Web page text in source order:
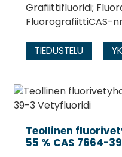
Grafiittifluoridi;
FluorografiittiCAS-
TIEDUSTELU
Teollinen
55 % CAS 7664-